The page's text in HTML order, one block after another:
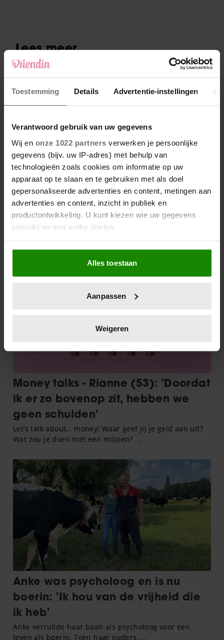
Toestemming Details Advertentie-instellingen
Verantwoord gebruik van uw gegevens
Wij en onze 1022 partners verwerken je persoonlijke
gegevens (bijv. uw IP-adres) met behulp van
technologieën zoals cookies om informatie op uw
apparaat op te slaan en te gebruiken met als doel
gepersonaliseerde advertenties en content, metingen aan
advertenties en content, inzicht in publiek en
productontwikkeling. U kunt kiezen wie uw gegevens
gebruikt en met welke doelen.
Als u het toestaat, willen we ook graag:
Informatie verzamelen over uw geografische
locatie, die tot een paar meter nauwkeurig kan zijn
scannen op specifieke eigenschappen (fingerprinting)
verwerkt en stel uw voorkeuren in het
intrekken in de Cookieverklaring.
personaliseren, om functies voor social media te bieden
en om ons websiteverkeer te analyseren. Ook delen we
informatie over uw gebruik van onze site met onze
partners voor social media, adverteren en analyse. Deze
partners kunnen deze gegevens combineren met andere
verzameld op basis van uw gebruik van hun services. U
gaat akkoord met onze cookies als u onze website blijft
gebruiken.
Alles toestaan
Aanpassen
Weigeren